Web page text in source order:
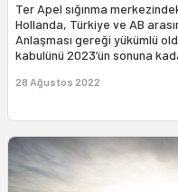
Ter Apel sığınma
Hollanda, Türkiye ve AB
Anlaşması gereği yükümlü
kabulünü 2023’ün sonuna
28 Ağustos 2022